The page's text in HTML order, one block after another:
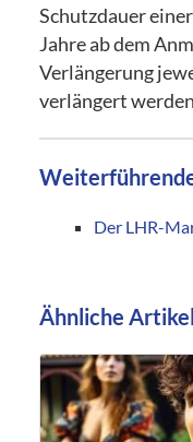
Schutzdauer
Jahre ab dem
Verlängerung
verlängert
Der LHR-
Ähnliche Artikel